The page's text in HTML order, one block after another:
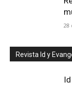
28
Revista Id y